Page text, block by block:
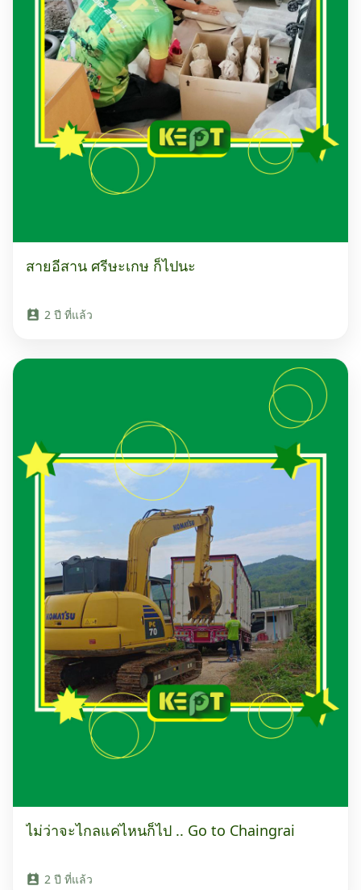
สายอีสาน ศรีษะเกษ ก็ไปนะ
perm_contact_calendar 2 ปี ที่แล้ว
ไม่ว่าจะไกลแค่ไหนก็ไป .. Go to Chaingrai
perm_contact_calendar 2 ปี ที่แล้ว